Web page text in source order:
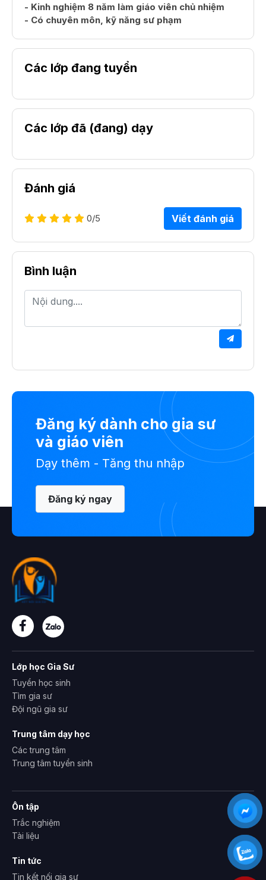
- Kinh nghiệm 8 năm làm giáo viên chủ nhiệm
- Có chuyên môn, kỹ năng sư phạm
Các lớp đang tuyển
Các lớp đã (đang) dạy
Đánh giá
0/5 Viết đánh giá
Bình luận
Đăng ký dành cho gia sư
và giáo viên
Dạy thêm - Tăng thu nhập
Đăng ký ngay
Lớp học Gia Sư
Tuyển học sinh
Tìm gia sư
Đội ngũ gia sư
Trung tâm dạy học
Các trung tâm
Trung tâm tuyển sinh
Ôn tập
Trắc nghiệm
Tài liệu
Tin tức
Tin kết nối gia sư